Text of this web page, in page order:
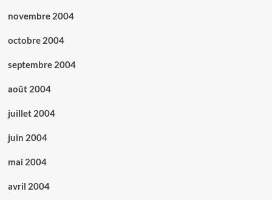
novembre 2004
octobre 2004
septembre 2004
août 2004
juillet 2004
juin 2004
mai 2004
avril 2004